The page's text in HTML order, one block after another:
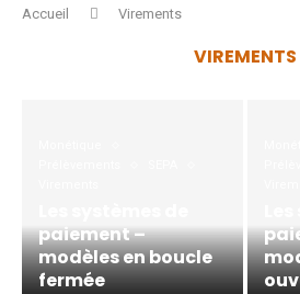
Accueil Virements
VIREMENTS
paiement –
modèles en boucle
fermée